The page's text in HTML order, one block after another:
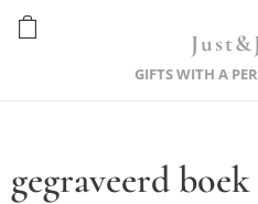
GIFTS WITH A
gegraveerd